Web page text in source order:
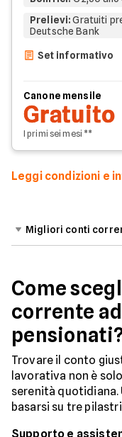
Prelievi: Gratuiti
Deutsche Bank
Set informativo
Canone mensile
Gratuito
I primi sei mesi **
Leggi condizioni e
Migliori conti
Come
corrente
Trovare il conto
lavorativa non è
serenità quotidiana.
basarsi su tre
Supporto e